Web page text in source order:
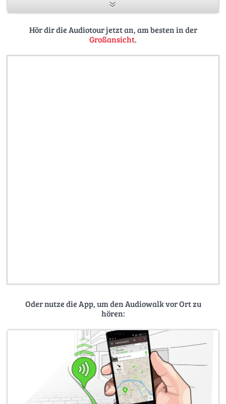
As a download voucher for the audio guide in the
smartphone app
https://stadt-im-ohr.de
Hör dir die Audiotour jetzt an, am besten in der
Großansicht.
Oder nutze die App, um den Audiowalk vor Ort zu
hören: